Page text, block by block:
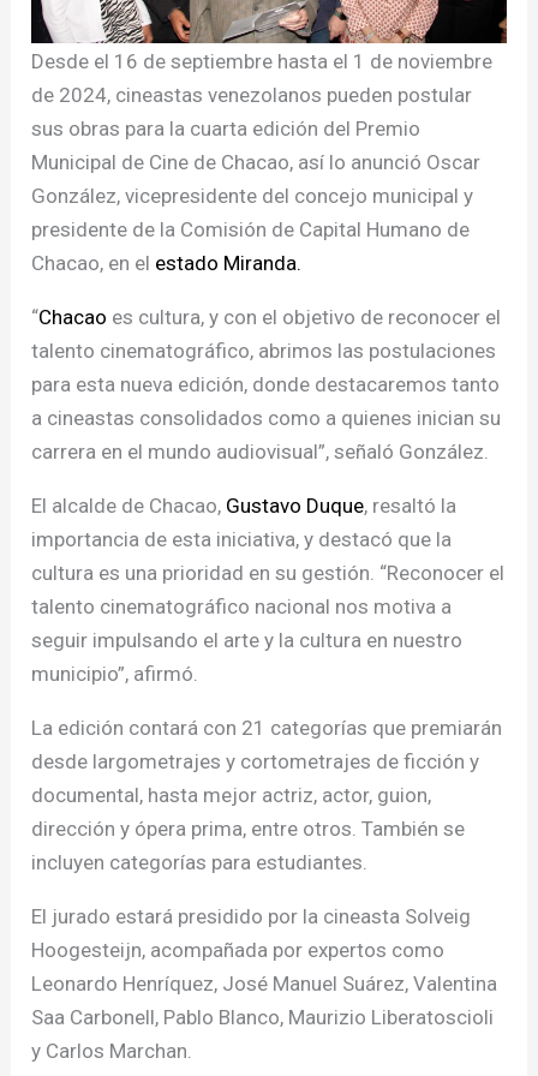
Desde el 16 de septiembre hasta el 1 de noviembre
de 2024, cineastas venezolanos pueden postular
sus obras para la cuarta edición del Premio
Municipal de Cine de Chacao, así lo anunció Oscar
González, vicepresidente del concejo municipal y
presidente de la Comisión de Capital Humano de
Chacao, en el estado Miranda.
“Chacao es cultura, y con el objetivo de reconocer el
talento cinematográfico, abrimos las postulaciones
para esta nueva edición, donde destacaremos tanto
a cineastas consolidados como a quienes inician su
carrera en el mundo audiovisual”, señaló González.
El alcalde de Chacao, Gustavo Duque, resaltó la
importancia de esta iniciativa, y destacó que la
cultura es una prioridad en su gestión. “Reconocer el
talento cinematográfico nacional nos motiva a
seguir impulsando el arte y la cultura en nuestro
municipio”, afirmó.
La edición contará con 21 categorías que premiarán
desde largometrajes y cortometrajes de ficción y
documental, hasta mejor actriz, actor, guion,
dirección y ópera prima, entre otros. También se
incluyen categorías para estudiantes.
El jurado estará presidido por la cineasta Solveig
Hoogesteijn, acompañada por expertos como
Leonardo Henríquez, José Manuel Suárez, Valentina
Saa Carbonell, Pablo Blanco, Maurizio Liberatoscioli
y Carlos Marchan.